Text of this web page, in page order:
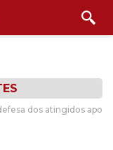
dos atingidos